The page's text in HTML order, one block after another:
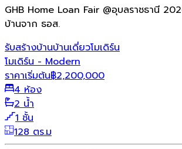
GHB Home Loan Fair @อุบลราชธานี
บ้านจาก ธอส.
รับสร้างบ้านบ้านเดี่ยวโมเดิร์น
โมเดิร์น - Modern
ราคาเริ่มต้น฿2,200,000
4 ห้อง
2 น้ำ
1 ชั้น
128 ตร.ม